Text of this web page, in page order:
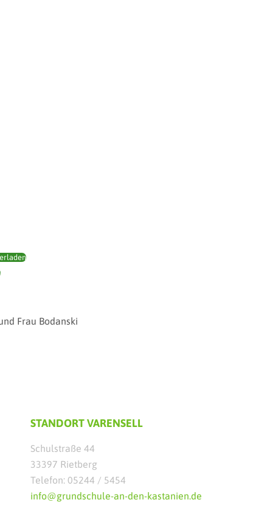
Frau Bodanski
STANDORT VARENSELL
Schulstraße 44
33397 Rietberg
Telefon: 05244 / 5454
info@grundschule-an-den-kastanien.de